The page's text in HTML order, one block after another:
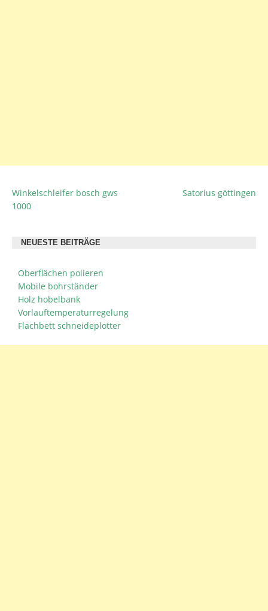
BEITRAGSNAVIGATION
Winkelschleifer bosch gws
1000
Satorius göttingen
NEUESTE BEITRÄGE
Oberflächen polieren
Mobile bohrständer
Holz hobelbank
Vorlauftemperaturregelung
Flachbett schneideplotter